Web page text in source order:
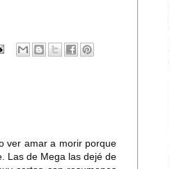
ver amar a morir porque
Las de Mega las dejé de